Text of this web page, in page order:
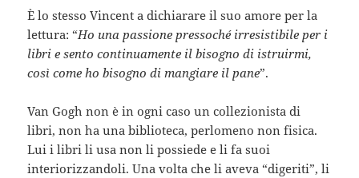
È lo stesso Vincent a dichiarare il suo amore per la
lettura: “Ho una passione pressoché irresistibile per i
libri e sento continuamente il bisogno di istruirmi,
così come ho bisogno di mangiare il pane”.
Van Gogh non è in ogni caso un collezionista di
libri, non ha una biblioteca, perlomeno non fisica.
Lui i libri li usa non li possiede e li fa suoi
interiorizzandoli. Una volta che li aveva “digeriti”, li